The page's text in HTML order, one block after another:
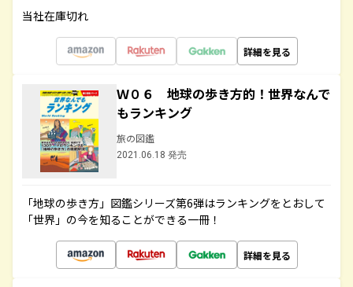
当社在庫切れ
詳細を見る
Ｗ０６ 地球の歩き方的！世界なんで
もランキング
旅の図鑑
2021.06.18 発売
「地球の歩き方」図鑑シリーズ第6弾はランキングをとおして
「世界」の今を知ることができる一冊！
詳細を見る